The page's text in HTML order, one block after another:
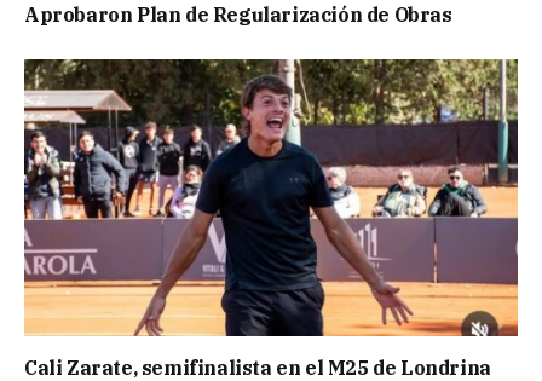
Aprobaron Plan de Regularización de Obras
Cali Zarate, semifinalista en el M25 de Londrina